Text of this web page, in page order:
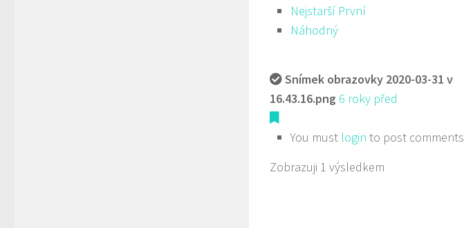
Nejstarší První
Náhodný
Snímek obrazovky 2020-03-31 v
16.43.16.png 6 roky před
You must login to post comments
Zobrazuji 1 výsledkem